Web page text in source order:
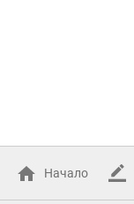
Начало